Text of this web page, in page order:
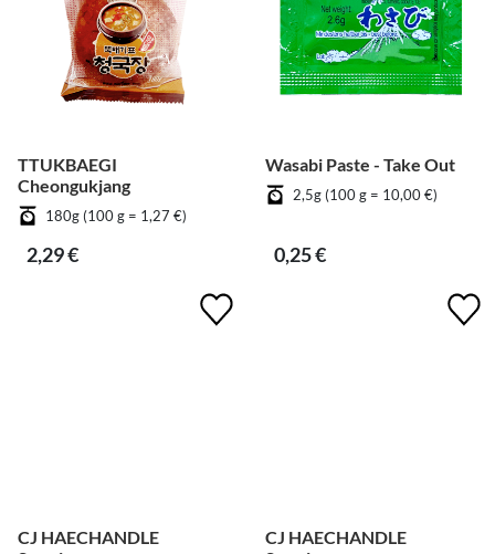
TTUKBAEGI
Cheongukjang
180g (100 g = 1,27 €)
2,29 €
Wasabi Paste - Take Out
2,5g (100 g = 10,00 €)
0,25 €
CJ HAECHANDLE
CJ HAECHANDLE